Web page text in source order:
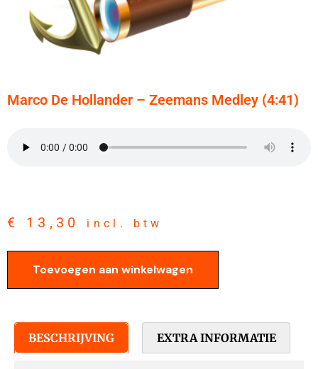
Marco De Hollander – Zeemans Medley (4:41)
€ 13,30 incl. btw
Toevoegen aan winkelwagen
BESCHRIJVING EXTRA INFORMATIE